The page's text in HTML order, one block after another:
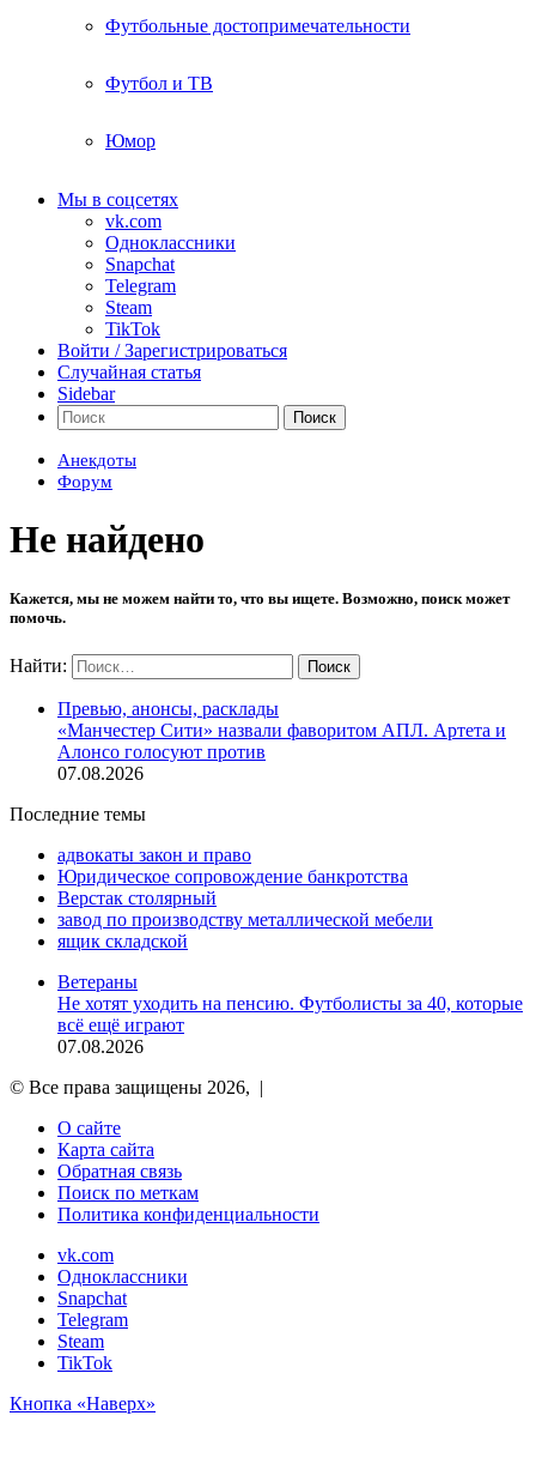
Футбольные достопримечательности
Футбол и ТВ
Юмор
Мы в соцсетях
vk.com
Одноклассники
Snapchat
Telegram
Steam
TikTok
Войти / Зарегистрироваться
Случайная статья
Sidebar
Поиск
Анекдоты
Форум
Не найдено
Кажется, мы не можем найти то, что вы ищете. Возможно, поиск может
помочь.
Найти:
Превью, анонсы, расклады
«Манчестер Сити» назвали фаворитом АПЛ. Артета и
Алонсо голосуют против
07.08.2026
Последние темы
адвокаты закон и право
Юридическое сопровождение банкротства
Верстак столярный
завод по производству металлической мебели
ящик складской
Ветераны
Не хотят уходить на пенсию. Футболисты за 40, которые
всё ещё играют
07.08.2026
© Все права защищены 2026, |
О сайте
Карта сайта
Обратная связь
Поиск по меткам
Политика конфиденциальности
vk.com
Одноклассники
Snapchat
Telegram
Steam
TikTok
Кнопка «Наверх»